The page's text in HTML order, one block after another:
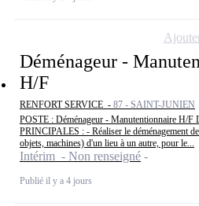
Déménageur -
H/F
RENFORT SERVICE - 87 - SAINT-JUNIEN
POSTE : Déménageur - Manutentionnaire H/
PRINCIPALES : - Réaliser le déménagement
objets, machines) d'un lieu à un autre, pour le...
Intérim - Non renseigné
Publié il y a 4 jours